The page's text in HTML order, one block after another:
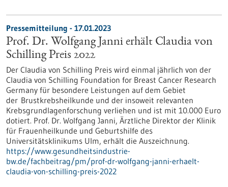
Pressemitteilung - 17.01.2023
Prof. Dr. Wolfgang Janni erhält Claudia von
Schilling Preis 2022
Der Claudia von Schilling Preis wird einmal jährlich von der
Claudia von Schilling Foundation for Breast Cancer Research
Germany für besondere Leistungen auf dem Gebiet
der Brustkrebsheilkunde und der insoweit relevanten
Krebsgrundlagenforschung verliehen und ist mit 10.000 Euro
dotiert. Prof. Dr. Wolfgang Janni, Ärztliche Direktor der Klinik
für Frauenheilkunde und Geburtshilfe des
Universitätsklinikums Ulm, erhält die Auszeichnung.
https://www.gesundheitsindustrie-
bw.de/fachbeitrag/pm/prof-dr-wolfgang-janni-erhaelt-
claudia-von-schilling-preis-2022